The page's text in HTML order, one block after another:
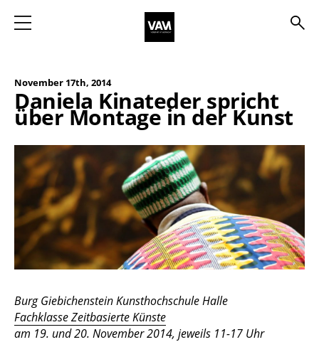
m s
November 17th, 2014
Daniela Kinateder spricht
über Montage in der Kunst
Burg Giebichenstein Kunsthochschule Halle
Fachklasse Zeitbasierte Künste
am 19. und 20. November 2014, jeweils 11-17 Uhr